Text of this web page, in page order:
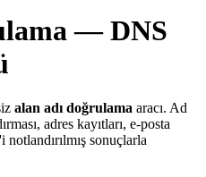
— DNS
alan adı doğrulama aracı. Ad
adres kayıtları, e-posta
'i notlandırılmış sonuçlarla